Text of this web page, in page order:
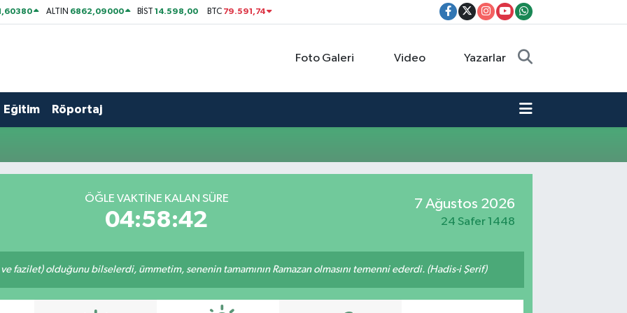
ALTIN 6862,09000 BİST14.598,00 BTC 79.591,74
Foto Galeri Video Yazarlar
Eğitim Röportaj
ÖĞLE VAKTİNE KALAN SÜRE
04:58:42
7 Ağustos 2026
24 Safer 1448
ve fazilet) olduğunu bilselerdi, ümmetim, senenin tamamının Ramazan olmasını temenni ederdi. (Hadis-i Şerif)